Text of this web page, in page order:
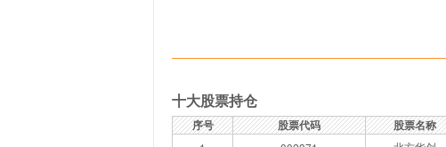
十大股票持仓
序号 股票代码 股票名称